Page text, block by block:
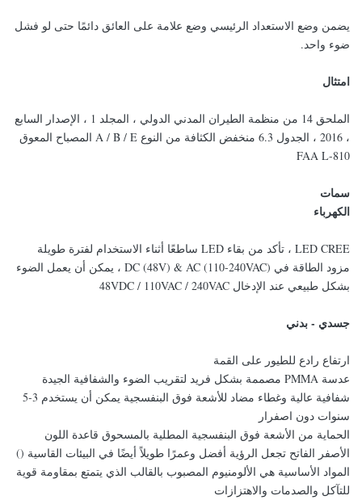
يضمن وضع الاستعداد الرئيسي وضع علامة على العائق دائمًا حتى لو فشل
ضوء واحد.
امتثال
الملحق 14 من منظمة الطيران المدني الدولي ، المجلد 1 ، الإصدار السابع
، 2016 ، الجدول 6.3 منخفض الكثافة من النوع A / B / E المصباح المعوق
FAA L-810
سمات
الكهرباء
LED CREE ، تأكد من بقاء LED ساطعًا أثناء الاستخدام لفترة طويلة
مزود الطاقة في DC (48V) & AC (110-240VAC) ، يمكن أن يعمل الضوء
بشكل طبيعي عند الإدخال 48VDC / 110VAC / 240VAC
جسدي - بدني
ارتفاع رادع للطيور على القمة
عدسة PMMA مصممة بشكل فريد لتقريب الضوء والشفافية الجيدة
شفافية عالية وغطاء مضاد للأشعة فوق البنفسجية يمكن أن يستخدم 3-5
سنوات دون اصفرار
الحماية من الأشعة فوق البنفسجية المطلية بالمسحوق قاعدة اللون
الأصفر الفاتح تجعل الرؤية أفضل وعمرًا طويلاً أيضًا في البيئات القاسية ()
المواد الأساسية هي الألومنيوم المصبوب بالقالب الذي يتمتع بمقاومة قوية
للتآكل والصدمات والاهتزازات